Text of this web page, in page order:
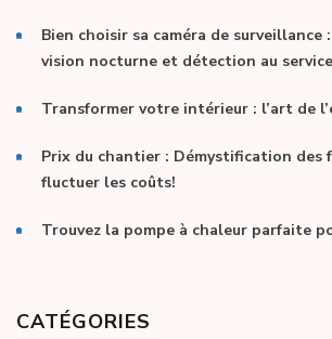
Bien choisir sa caméra de surveillance
vision nocturne et détection au
Transformer votre intérieur : l’art de
Prix du chantier : Démystification des
fluctuer les coûts!
Trouvez la pompe à chaleur parfaite
CATÉGORIES